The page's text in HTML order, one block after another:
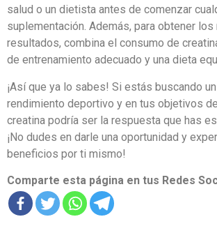
salud o un dietista antes de comenzar
suplementación. Además, para obtener los
resultados, combina el consumo de
de entrenamiento adecuado y una dieta
¡Así que ya lo sabes! Si estás buscando
rendimiento deportivo y en tus objetivos
creatina podría ser la respuesta que has
¡No dudes en darle una oportunidad y
beneficios por ti mismo!
Comparte esta página en tus Redes